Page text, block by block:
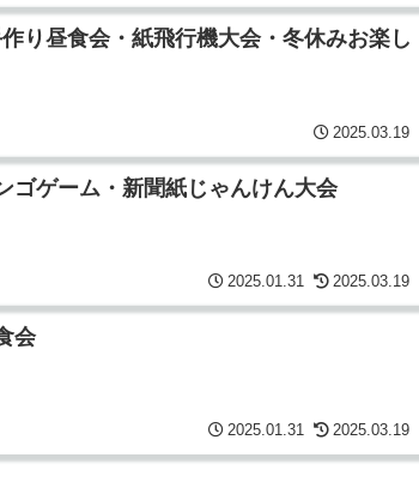
り昼食会・紙飛行機大会・冬休みお楽し
2025.03.19
ゴゲーム・新聞紙じゃんけん大会
2025.01.31 2025.03.19
会
2025.01.31 2025.03.19